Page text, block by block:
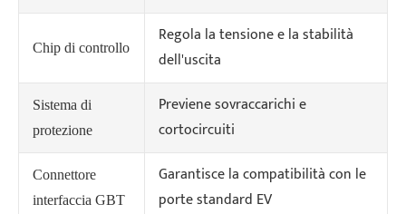
Chip di controllo
Regola la tensione e la stabilità
dell'uscita
Sistema di
protezione
Previene sovraccarichi e
cortocircuiti
Connettore
interfaccia GBT
Garantisce la compatibilità con le
porte standard EV